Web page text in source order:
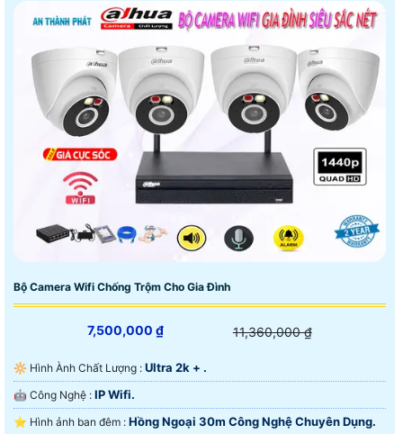
Bộ Camera Wifi Chống Trộm Cho Gia Đình
7,500,000 ₫ 11,360,000 ₫
🔆 Hình Ành Chất Lượng : Ultra 2k + .
🤖️ Công Nghệ : IP Wifi.
⭐ Hình ảnh ban đêm : Hồng Ngoại 30m Công Nghệ Chuyên Dụng.